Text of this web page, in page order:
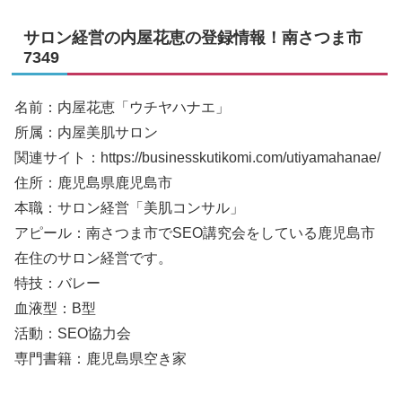
サロン経営の内屋花恵の登録情報！南さつま市
7349
名前：内屋花恵「ウチヤハナエ」
所属：内屋美肌サロン
関連サイト：https://businesskutikomi.com/utiyamahanae/
住所：鹿児島県鹿児島市
本職：サロン経営「美肌コンサル」
アピール：南さつま市でSEO講究会をしている鹿児島市
在住のサロン経営です。
特技：バレー
血液型：B型
活動：SEO協力会
専門書籍：鹿児島県空き家